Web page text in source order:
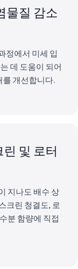
물질 감소
정에서 미세 입
데 도움이 되어
를 개선합니다.
및 로터
지나도 배수 상
크린 청결도, 로
분 함량에 직접